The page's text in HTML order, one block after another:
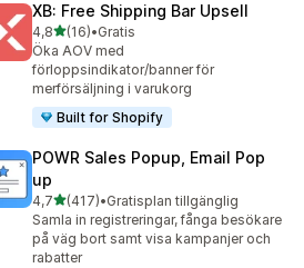
XB: Free Shipping Bar Upsell
4,8av 5 stjärnor
(16)
16 recensioner totalt
•Gratis
Öka AOV med
förloppsindikator/banner för
merförsäljning i varukorg
Built for Shopify
POWR Sales Popup, Email Pop
up
4,7av 5 stjärnor
(417)
417 recensioner totalt
•Gratisplan tillgänglig
Samla in registreringar, fånga besökare
på väg bort samt visa kampanjer och
rabatter